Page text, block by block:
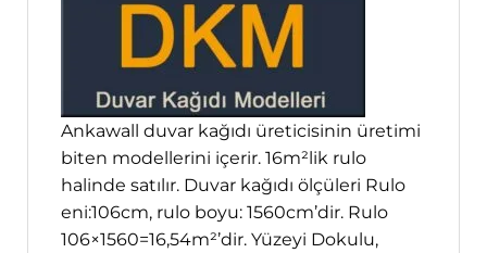
Ankawall duvar kağıdı üreticisinin üretimi
biten modellerini içerir. 16m²lik rulo
halinde satılır. Duvar kağıdı ölçüleri Rulo
eni:106cm, rulo boyu: 1560cm’dir. Rulo
106×1560=16,54m²’dir. Yüzeyi Dokulu,